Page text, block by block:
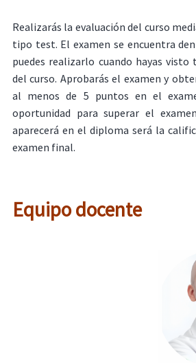
Realizarás la evaluación del curso
tipo test. El examen se encuentra
puedes realizarlo cuando hayas
del curso. Aprobarás el examen y
al menos de 5 puntos en el
oportunidad para superar el
aparecerá en el diploma será la
examen final.
Equipo docente